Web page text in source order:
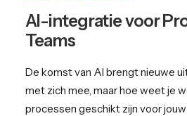
AI-integratie voor
Teams
De komst van AI brengt nieuwe
met zich mee, maar hoe weet je
processen geschikt zijn voor